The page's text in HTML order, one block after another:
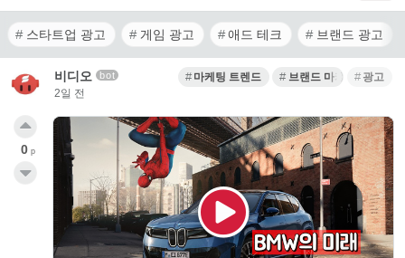
스타트업 광고 게임 광고 애드 테크 브랜드 광고
비디오 bot
2일 전
마케팅 트렌드 브랜드 마케팅 광고
0 p